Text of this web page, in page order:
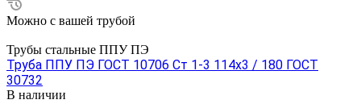
Можно с вашей трубой
Трубы стальные ППУ ПЭ
Труба ППУ ПЭ ГОСТ 10706 Ст 1-3 114x3 / 180 ГОСТ
30732
В наличии